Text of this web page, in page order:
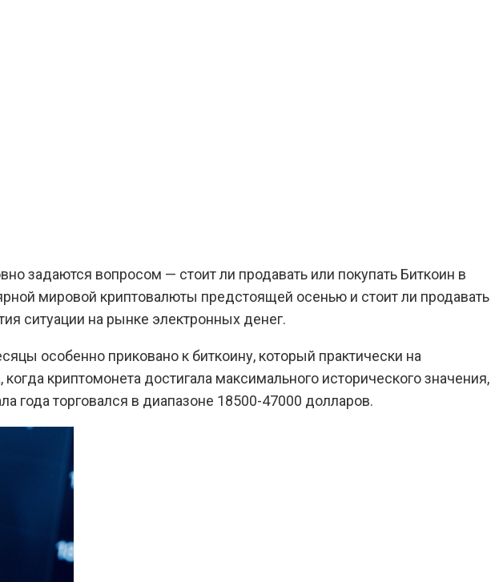
задаются вопросом — стоит ли продавать или покупать Биткоин в
мировой криптовалюты предстоящей осенью и стоит ли продавать
ситуации на рынке электронных денег.
особенно приковано к биткоину, который практически на
криптомонета достигала максимального исторического значения,
года торговался в диапазоне 18500-47000 долларов.